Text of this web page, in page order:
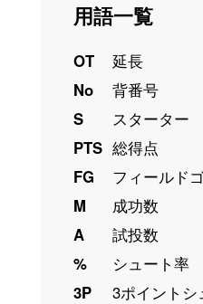
用語一覧
OT
延長
No
背番号
S
スターター
PTS 総得点
FG
フィールド
M
成功数
A
試投数
%
シュート率
3P
3ポイントシ